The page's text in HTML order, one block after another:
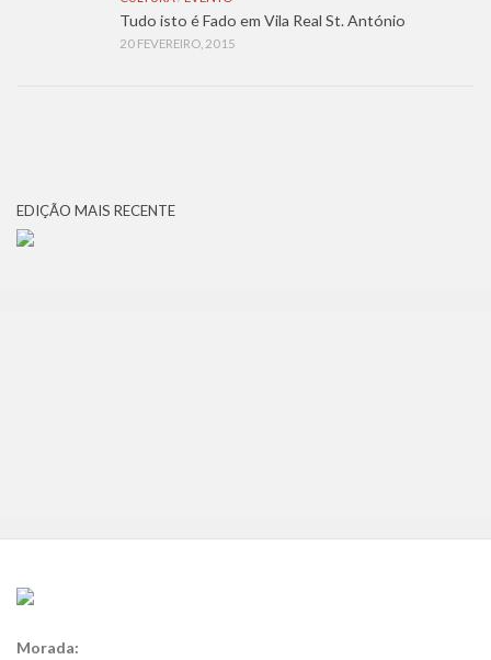
Tudo isto é Fado em Vila Real St. António
20 FEVEREIRO, 2015
EDIÇÃO MAIS RECENTE
Morada: